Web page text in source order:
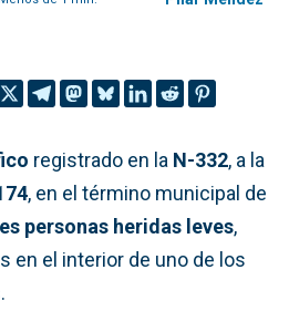
registrado en la N-332, a la
, en el término municipal de
personas heridas leves,
en el interior de uno de los